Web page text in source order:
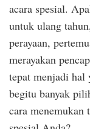
acara spesial.
untuk ulang
perayaan,
merayakan
tepat menjadi hal
begitu banyak
cara menemukan